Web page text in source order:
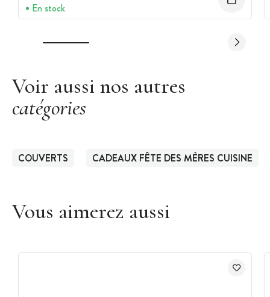
En stock
Voir aussi nos autres
catégories
COUVERTS CADEAUX FÊTE DES MÈRES CUISINE
Vous aimerez aussi